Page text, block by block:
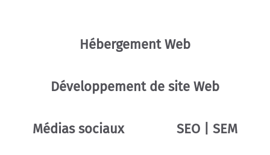
Hébergement Web
Développement de site Web
Médias sociaux SEO | SEM